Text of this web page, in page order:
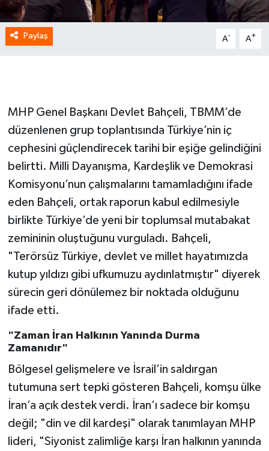
Paylaş A- A+
MHP Genel Başkanı Devlet Bahçeli, TBMM’de
düzenlenen grup toplantısında Türkiye’nin iç
cephesini güçlendirecek tarihi bir eşiğe gelindiğini
belirtti. Milli Dayanışma, Kardeşlik ve Demokrasi
Komisyonu’nun çalışmalarını tamamladığını ifade
eden Bahçeli, ortak raporun kabul edilmesiyle
birlikte Türkiye’de yeni bir toplumsal mutabakat
zemininin oluştuğunu vurguladı. Bahçeli,
"Terörsüz Türkiye, devlet ve millet hayatımızda
kutup yıldızı gibi ufkumuzu aydınlatmıştır" diyerek
sürecin geri dönülemez bir noktada olduğunu
ifade etti.
"Zaman İran Halkının Yanında Durma
Zamanıdır"
Bölgesel gelişmelere ve İsrail’in saldırgan
tutumuna sert tepki gösteren Bahçeli, komşu ülke
İran’a açık destek verdi. İran’ı sadece bir komşu
değil; "din ve dil kardeşi" olarak tanımlayan MHP
lideri, "Siyonist zalimliğe karşı İran halkının yanında